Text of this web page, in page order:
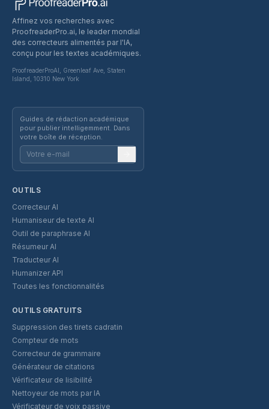
Affinez vos recherches avec
ProofreaderPro.ai, le leader mondial
des correcteurs alimentés par l'IA,
conçu pour les textes académiques.
ProofreaderProAI, Greenleaf Ave, Staten
Island, 10310 New York
Guides de rédaction académique
pour publier intelligemment. Dans
votre boîte de réception.
OUTILS
Correcteur AI
Humaniseur de texte AI
Outil de paraphrase AI
Résumeur AI
Traducteur AI
Humanizer API
Toutes les fonctionnalités
OUTILS GRATUITS
Suppression des tirets cadratin
Compteur de mots
Correcteur de grammaire
Générateur de citations
Vérificateur de lisibilité
Nettoyeur de mots par IA
Vérificateur de voix passive